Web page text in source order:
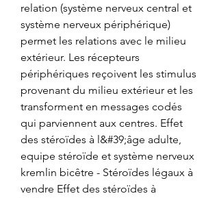
relation (système nerveux central et
système nerveux périphérique)
permet les relations avec le milieu
extérieur. Les récepteurs
périphériques reçoivent les stimulus
provenant du milieu extérieur et les
transforment en messages codés
qui parviennent aux centres. Effet
des stéroïdes à l&#39;âge adulte,
equipe stéroïde et système nerveux
kremlin bicêtre - Stéroïdes légaux à
vendre Effet des stéroïdes à